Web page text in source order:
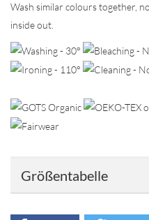
Wash similar colours together,
inside out.
Größentabelle